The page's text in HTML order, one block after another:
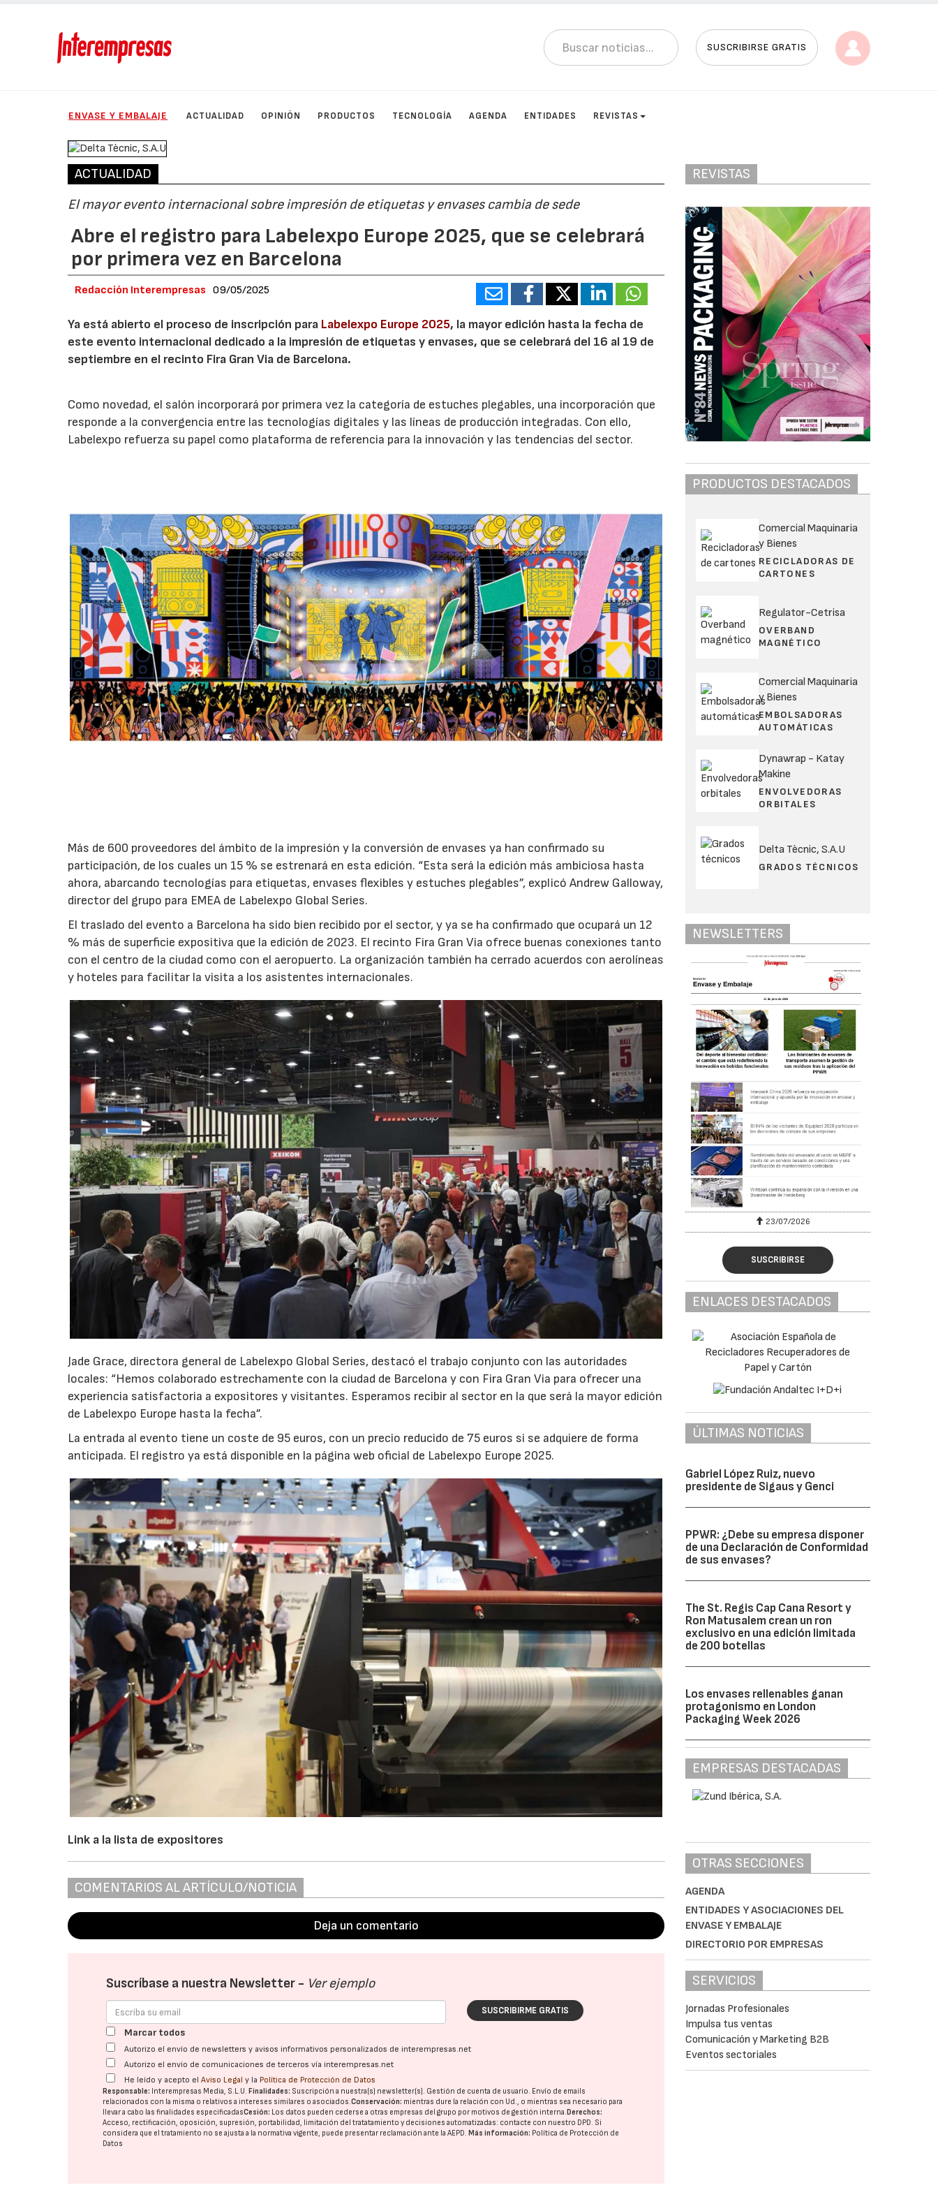
SUSCRIBIRSE GRATIS
ENVASE Y EMBALAJE ACTUALIDAD OPINIÓN PRODUCTOS TECNOLOGÍA AGENDA ENTIDADES REVISTAS
ACTUALIDAD
El mayor evento internacional sobre impresión de etiquetas y envases cambia de sede
Abre el registro para Labelexpo Europe 2025, que se celebrará
por primera vez en Barcelona
Redacción Interempresas 09/05/2025
Ya está abierto el proceso de inscripción para Labelexpo Europe 2025, la mayor edición hasta la fecha de
este evento internacional dedicado a la impresión de etiquetas y envases, que se celebrará del 16 al 19 de
septiembre en el recinto Fira Gran Via de Barcelona.
Como novedad, el salón incorporará por primera vez la categoría de estuches plegables, una incorporación que
responde a la convergencia entre las tecnologías digitales y las líneas de producción integradas. Con ello,
Labelexpo refuerza su papel como plataforma de referencia para la innovación y las tendencias del sector.
Más de 600 proveedores del ámbito de la impresión y la conversión de envases ya han confirmado su
participación, de los cuales un 15 % se estrenará en esta edición. “Esta será la edición más ambiciosa hasta
ahora, abarcando tecnologías para etiquetas, envases flexibles y estuches plegables”, explicó Andrew Galloway,
director del grupo para EMEA de Labelexpo Global Series.
El traslado del evento a Barcelona ha sido bien recibido por el sector, y ya se ha confirmado que ocupará un 12
% más de superficie expositiva que la edición de 2023. El recinto Fira Gran Via ofrece buenas conexiones tanto
con el centro de la ciudad como con el aeropuerto. La organización también ha cerrado acuerdos con aerolíneas
y hoteles para facilitar la visita a los asistentes internacionales.
Jade Grace, directora general de Labelexpo Global Series, destacó el trabajo conjunto con las autoridades
locales: “Hemos colaborado estrechamente con la ciudad de Barcelona y con Fira Gran Via para ofrecer una
experiencia satisfactoria a expositores y visitantes. Esperamos recibir al sector en la que será la mayor edición
de Labelexpo Europe hasta la fecha”.
La entrada al evento tiene un coste de 95 euros, con un precio reducido de 75 euros si se adquiere de forma
anticipada. El registro ya está disponible en la página web oficial de Labelexpo Europe 2025.
Link a la lista de expositores
COMENTARIOS AL ARTÍCULO/NOTICIA
Deja un comentario
Suscríbase a nuestra Newsletter - Ver ejemplo
SUSCRIBIRME GRATIS
Marcar todos
Autorizo el envío de newsletters y avisos informativos personalizados de interempresas.net
Autorizo el envío de comunicaciones de terceros vía interempresas.net
He leído y acepto elAviso Legal y la Política de Protección de Datos
Responsable: Interempresas Media, S.L.U. Finalidades: Suscripción a nuestra(s) newsletter(s). Gestión de cuenta de usuario. Envío de emails
relacionados con la misma o relativos a intereses similares o asociados.Conservación: mientras dure la relación con Ud., o mientras sea necesario para
llevar a cabo las finalidades especificadasCesión: Los datos pueden cederse a otras empresas del grupo por motivos de gestión interna. Derechos:
Acceso, rectificación, oposición, supresión, portabilidad, limitación del tratatamiento y decisiones automatizadas: contacte con nuestro DPD. Si
considera que el tratamiento no se ajusta a la normativa vigente, puede presentar reclamación ante laAEPD. Más información: Política de Protección de
Datos
REVISTAS
PRODUCTOS DESTACADOS
Comercial Maquinaria
y Bienes
RECICLADORAS DE
CARTONES
Regulator-Cetrisa
OVERBAND
MAGNÉTICO
Comercial Maquinaria
y Bienes
EMBOLSADORAS
AUTOMÁTICAS
Dynawrap - Katay
Makine
ENVOLVEDORAS
ORBITALES
Delta Tècnic, S.A.U
GRADOS TÉCNICOS
NEWSLETTERS
23/07/2026 30/07/2026 23/07/2026 30/07/2026
SUSCRIBIRSE
ENLACES DESTACADOS
ÚLTIMAS NOTICIAS
Gabriel López Ruiz, nuevo
presidente de Sigaus y Genci
PPWR: ¿Debe su empresa disponer
de una Declaración de Conformidad
de sus envases?
The St. Regis Cap Cana Resort y
Ron Matusalem crean un ron
exclusivo en una edición limitada
de 200 botellas
Los envases rellenables ganan
protagonismo en London
Packaging Week 2026
EMPRESAS DESTACADAS
OTRAS SECCIONES
AGENDA
ENTIDADES Y ASOCIACIONES DEL
ENVASE Y EMBALAJE
DIRECTORIO POR EMPRESAS
SERVICIOS
Jornadas Profesionales
Impulsa tus ventas
Comunicación y Marketing B2B
Eventos sectoriales